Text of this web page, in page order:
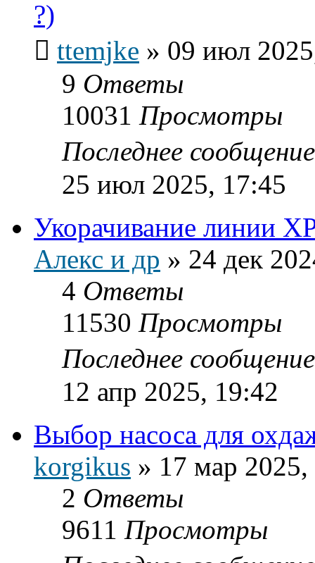
?)
ttemjke » 09 июл
9 Ответы
10031 Просмотры
Последнее
25 июл 2025, 17:45
Укорачивание линии
Алекс и др » 24 дек
4 Ответы
11530 Просмотры
Последнее
12 апр 2025, 19:42
Выбор насоса для
korgikus » 17 мар
2 Ответы
9611 Просмотры